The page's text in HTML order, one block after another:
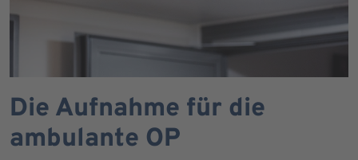
Die Aufnahme für die
ambulante OP